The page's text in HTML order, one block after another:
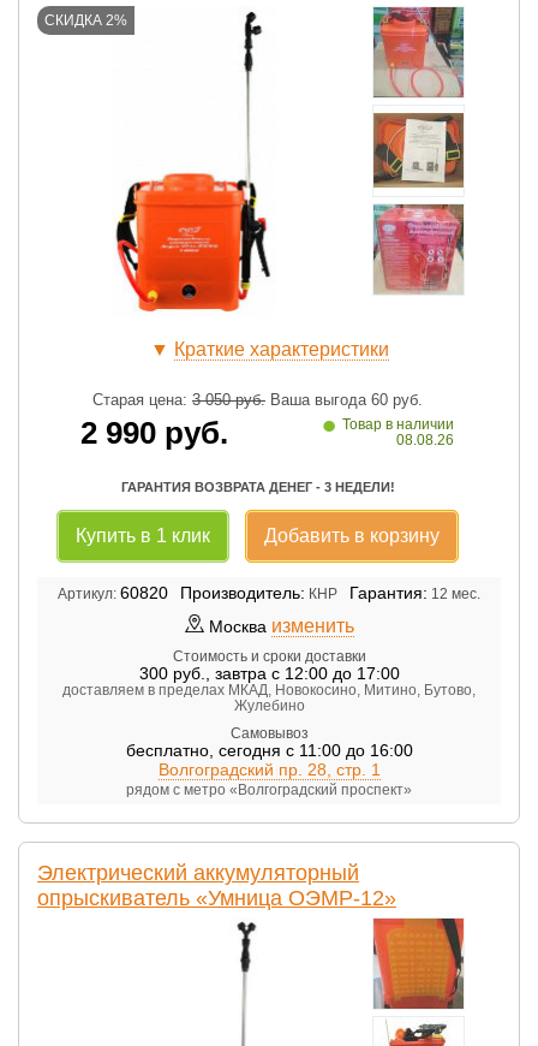
СКИДКА 2%
▼ Краткие характеристики
Старая цена: 3 050руб. Ваша выгода 60 руб.
2 990 руб. • Товар в наличии
08.08.26
ГАРАНТИЯ ВОЗВРАТА ДЕНЕГ - 3 НЕДЕЛИ!
Купить в 1 клик Добавить в корзину
Артикул: 60820 Производитель: КНР Гарантия: 12 мес.
Москва изменить
Стоимость и сроки доставки
300руб. завтра с 12:00 до 17:00
доставляем в пределах МКАД, Новокосино, Митино, Бутово,
Жулебино
Самовывоз
бесплатно, сегодня с 11:00 до 16:00
Волгоградский пр. 28, стр. 1
рядом с метро «Волгоградский проспект»
Электрический аккумуляторный
опрыскиватель «Умница ОЭМР-12»